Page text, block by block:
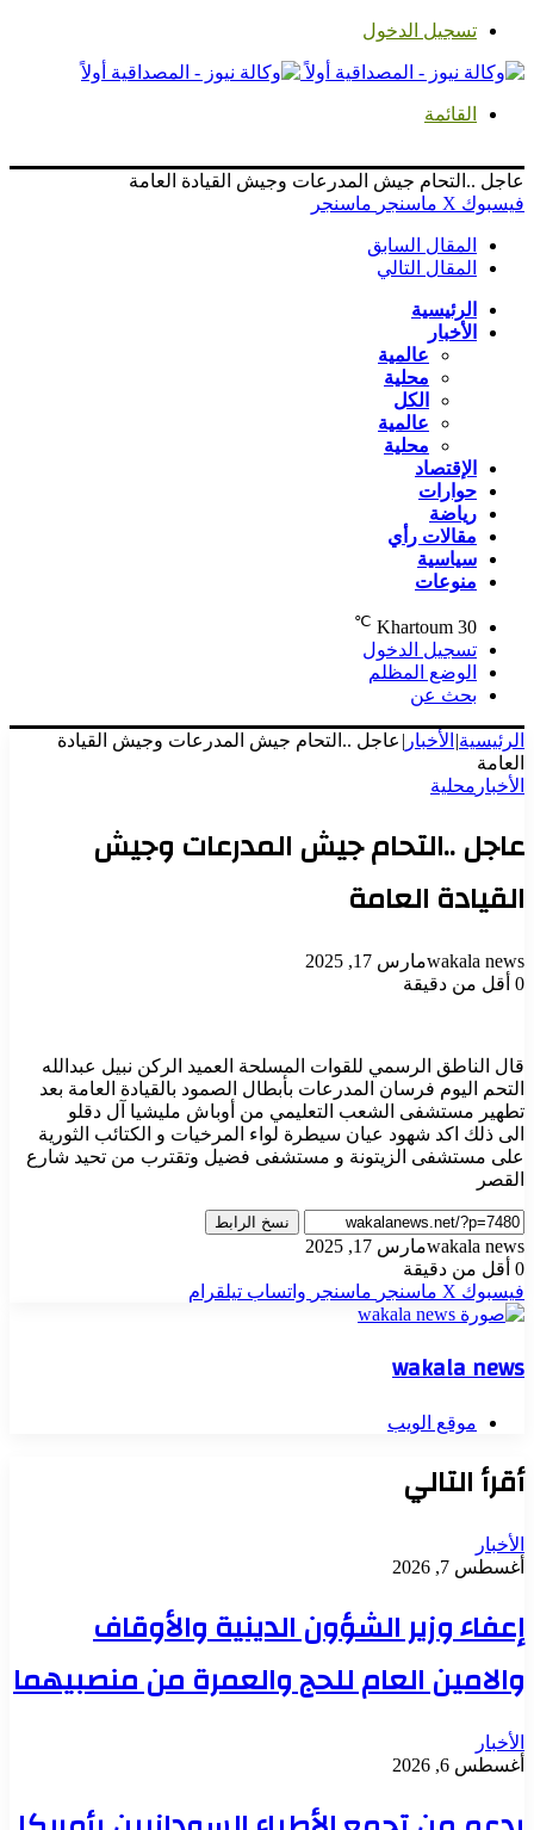
تسجيل الدخول
القائمة
عاجل ..التحام جيش المدرعات وجيش القيادة العامة
فيسبوك ‫X ماسنجر ماسنجر
المقال السابق
المقال التالي
الرئيسية
الأخبار
عالمية
محلية
الكل
عالمية
محلية
الإقتصاد
حوارات
رياضة
مقالات رأي
سياسية
منوعات
Khartoum 30
℃
تسجيل الدخول
الوضع المظلم
بحث عن
الرئيسية| الأخبار | عاجل ..التحام جيش المدرعات وجيش القيادة
العامة
الأخبار محلية
عاجل ..التحام جيش المدرعات وجيش
القيادة العامة
wakala newsمارس 17, 2025
0 أقل من دقيقة
قال الناطق الرسمي للقوات المسلحة العميد الركن نبيل عبدالله
التحم اليوم فرسان المدرعات بأبطال الصمود بالقيادة العامة بعد
تطهير مستشفى الشعب التعليمي من أوباش مليشيا آل دقلو
الى ذلك اكد شهود عيان سيطرة لواء المرخيات و الكتائب الثورية
على مستشفى الزيتونة و مستشفى فضيل وتقترب من تحيد شارع
القصر
نسخ الرابط
wakala newsمارس 17, 2025
0 أقل من دقيقة
فيسبوك ‫X ماسنجر ماسنجر واتساب تيلقرام
wakala news
موقع الويب
أقرأ التالي
الأخبار
أغسطس 7, 2026
إعفاء وزير الشؤون الدينية والأوقاف
والامين العام للحج والعمرة من منصبيهما
الأخبار
أغسطس 6, 2026